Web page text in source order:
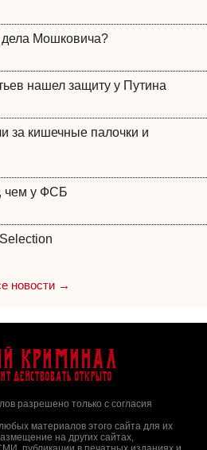
дела Мошковича?
нашел защиту у Путина
за кишечные палочки и
чем у ФСБ
новости →
Криминал
действовать открыто
разрешено только с согласия
материалов этого сайта для их
на других сайтах,